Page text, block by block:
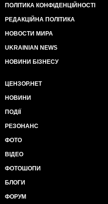
ПОЛІТИКА КОНФІДЕНЦІЙНОСТІ
РЕДАКЦІЙНА ПОЛІТИКА
НОВОСТИ МИРА
UKRAINIAN NEWS
НОВИНИ БІЗНЕСУ
ЦЕНЗОР.НЕТ
НОВИНИ
ПОДІЇ
РЕЗОНАНС
ФОТО
ВІДЕО
ФОТОШОПИ
БЛОГИ
ФОРУМ